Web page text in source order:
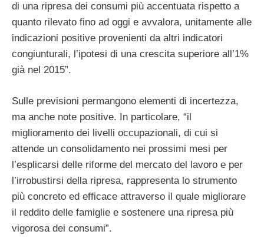
di una ripresa dei consumi più accentuata rispetto a
quanto rilevato fino ad oggi e avvalora, unitamente alle
indicazioni positive provenienti da altri indicatori
congiunturali, l’ipotesi di una crescita superiore all’1%
già nel 2015”.
Sulle previsioni permangono elementi di incertezza,
ma anche note positive. In particolare, “il
miglioramento dei livelli occupazionali, di cui si
attende un consolidamento nei prossimi mesi per
l’esplicarsi delle riforme del mercato del lavoro e per
l’irrobustirsi della ripresa, rappresenta lo strumento
più concreto ed efficace attraverso il quale migliorare
il reddito delle famiglie e sostenere una ripresa più
vigorosa dei consumi”.